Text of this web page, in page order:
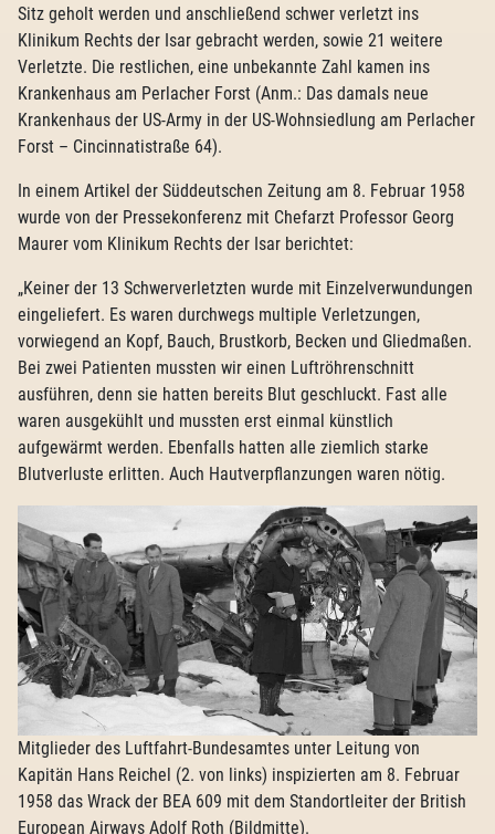
Sitz geholt werden und anschließend schwer verletzt ins
Klinikum Rechts der Isar gebracht werden, sowie 21 weitere
Verletzte. Die restlichen, eine unbekannte Zahl kamen ins
Krankenhaus am Perlacher Forst (Anm.: Das damals neue
Krankenhaus der US-Army in der US-Wohnsiedlung am Perlacher
Forst – Cincinnatistraße 64).
In einem Artikel der Süddeutschen Zeitung am 8. Februar 1958
wurde von der Pressekonferenz mit Chefarzt Professor Georg
Maurer vom Klinikum Rechts der Isar berichtet:
„Keiner der 13 Schwerverletzten wurde mit Einzelverwundungen
eingeliefert. Es waren durchwegs multiple Verletzungen,
vorwiegend an Kopf, Bauch, Brustkorb, Becken und Gliedmaßen.
Bei zwei Patienten mussten wir einen Luftröhrenschnitt
ausführen, denn sie hatten bereits Blut geschluckt. Fast alle
waren ausgekühlt und mussten erst einmal künstlich
aufgewärmt werden. Ebenfalls hatten alle ziemlich starke
Blutverluste erlitten. Auch Hautverpflanzungen waren nötig.
Mitglieder des Luftfahrt-Bundesamtes unter Leitung von
Kapitän Hans Reichel (2. von links) inspizierten am 8. Februar
1958 das Wrack der BEA 609 mit dem Standortleiter der British
European Airways Adolf Roth (Bildmitte).